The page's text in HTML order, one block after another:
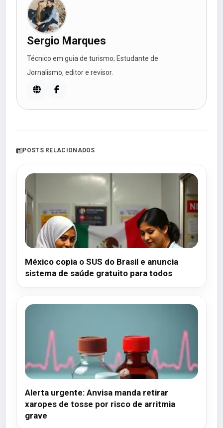
Sergio Marques
Técnico em guia de turismo; Estudante de
Jornalismo, editor e revisor.
POSTS RELACIONADOS
México copia o SUS do Brasil e anuncia
sistema de saúde gratuito para todos
Alerta urgente: Anvisa manda retirar
xaropes de tosse por risco de arritmia
grave